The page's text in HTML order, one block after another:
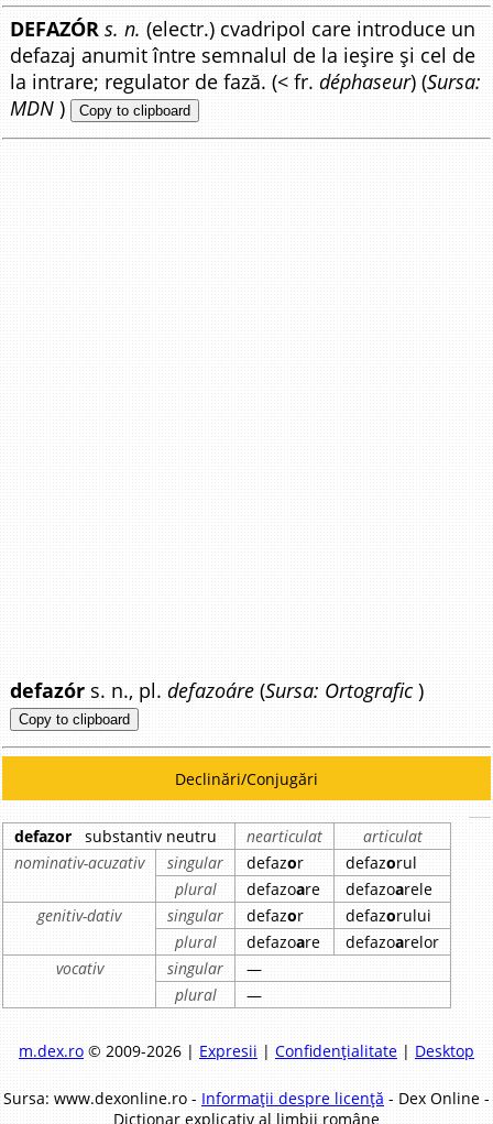
DEFAZÓR s. n. (electr.) cvadripol care introduce un
defazaj anumit între semnalul de la ieșire și cel de
la intrare; regulator de fază. (< fr.déphaseur) (Sursa:
MDN ) Copy to clipboard
defazór s. n., pl.defazoáre (Sursa: Ortografic)
Copy to clipboard
Declinări/Conjugări
defazor substantiv neutru nearticulat
articulat
nominativ-acuzativ
singular defazor defazorul
plural
defazoare defazoarele
genitiv-dativ
singular defazor defazorului
plural
defazoare defazoarelor
vocativ
singular
—
plural
—
m.dex.ro© 2009-2026 | Expresii | Confidențialitate| Desktop
Sursa: www.dexonline.ro - Informații despre licență - Dex Online -
Dicționar explicativ al limbii române